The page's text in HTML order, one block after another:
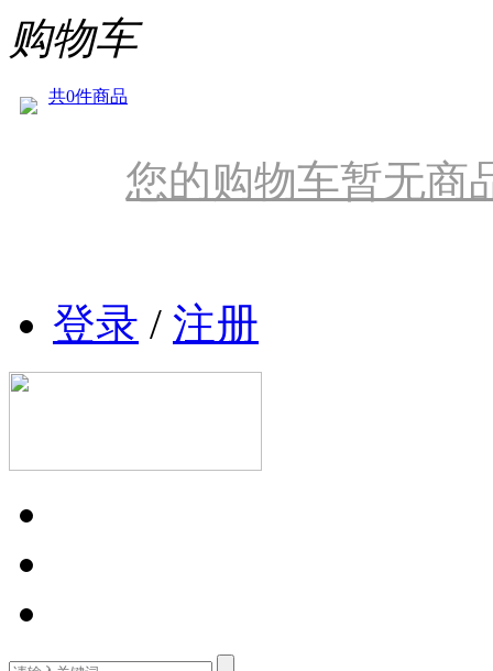
购物车
共0件商品
您的购物车暂无商
登录 / 注册